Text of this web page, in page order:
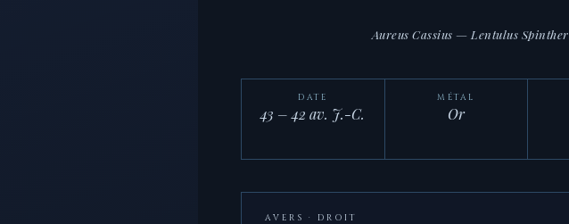
Aureus Cassius — Lentulus Spinther
DATE
43 – 42 av. J.-C.
MÉTAL
Or
AVERS · DROIT